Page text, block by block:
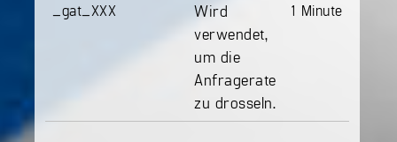
_gat_XXX
Wird
verwendet,
um die
Anfragerate
zu drosseln.
1 Minute